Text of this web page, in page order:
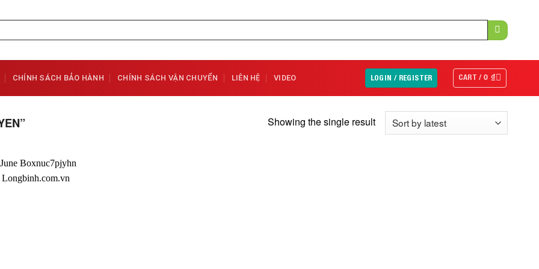
CHÍNH SÁCH BẢO HÀNH CHÍNH SÁCH VẬN CHUYỂN LIÊN HỆ VIDEO LOGIN / REGISTER CART /0₫
Showing the single result